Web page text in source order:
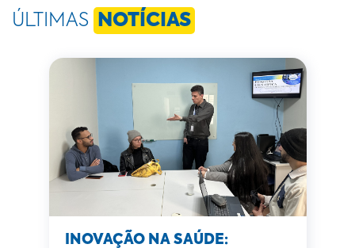
ÚLTIMAS NOTÍCIAS
INOVAÇÃO NA SAÚDE: